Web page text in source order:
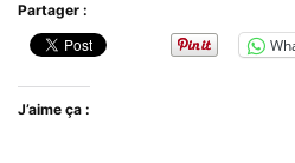
Partager :
J’aime ça :